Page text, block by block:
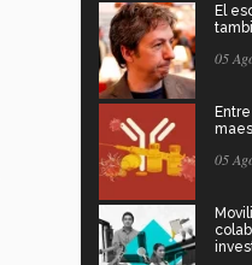
El
05
05